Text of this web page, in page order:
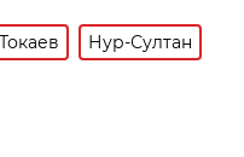
Нур-Султан